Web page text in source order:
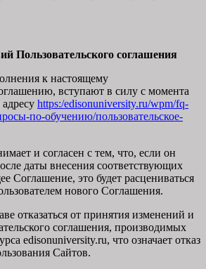
Пользовательского соглашения
к настоящему
вступают в силу с момента
https:/edisonuniversity.ru/wpm/fq-
по-обучению/пользовательское-
и согласен с тем, что, если он
даты внесения соответствующих
Соглашение, это будет расцениваться
нового Соглашения.
отказаться от принятия изменений и
соглашения, производимых
edisonuniversity.ru, что означает отказ
Сайтов.